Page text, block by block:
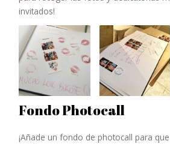
invitados!
Fondo Photocall
¡Añade un fondo de photocall para